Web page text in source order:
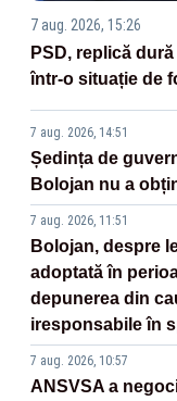
7 aug. 2026, 15:26
PSD, replică
într-o situație de
7 aug. 2026, 14:51
Ședința de
Bolojan nu a
7 aug. 2026, 11:51
Bolojan, despre
adoptată în
depunerea din
iresponsabile în
7 aug. 2026, 10:57
ANSVSA a